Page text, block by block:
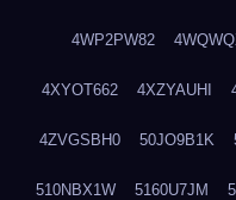
4WP2PW82
4XYOT662 4XZYAUHI
4ZVGSBH0 50JO9B1K
510NBX1W 5160U7JM